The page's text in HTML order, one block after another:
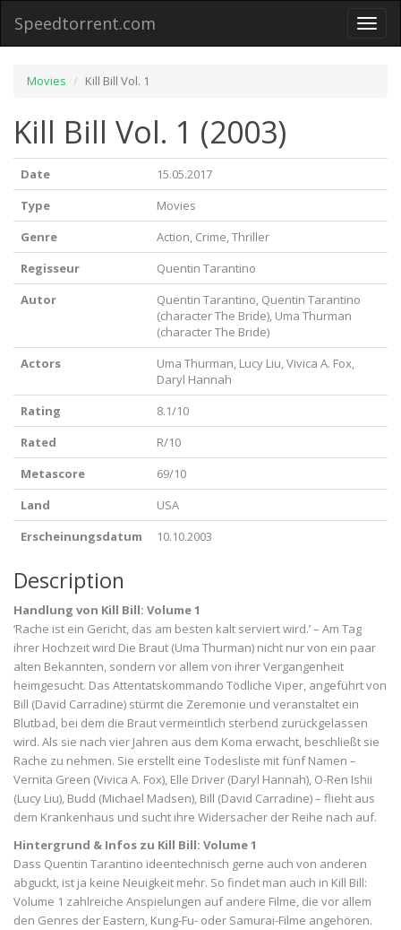
Toggle
Speedtorrent.com
Movies Kill Bill Vol. 1
Kill Bill Vol. 1 (2003)
Date
15.05.2017
Type
Movies
Genre
Action, Crime, Thriller
Regisseur
Quentin Tarantino
Autor
Quentin Tarantino, Quentin Tarantino
(character The Bride), Uma Thurman
(character The Bride)
Actors
Uma Thurman, Lucy Liu, Vivica A. Fox,
Daryl Hannah
Rating
8.1/10
Rated
R/10
Metascore
69/10
Land
USA
Erscheinungsdatum
10.10.2003
Description
Handlung von Kill Bill: Volume 1
‘Rache ist ein Gericht, das am besten kalt serviert wird.’ – Am Tag
ihrer Hochzeit wird Die Braut (Uma Thurman) nicht nur von ein paar
alten Bekannten, sondern vor allem von ihrer Vergangenheit
heimgesucht. Das Attentatskommando Tödliche Viper, angeführt von
Bill (David Carradine) stürmt die Zeremonie und veranstaltet ein
Blutbad, bei dem die Braut vermeintlich sterbend zurückgelassen
wird. Als sie nach vier Jahren aus dem Koma erwacht, beschließt sie
Rache zu nehmen. Sie erstellt eine Todesliste mit fünf Namen –
Vernita Green (Vivica A. Fox), Elle Driver (Daryl Hannah), O-Ren Ishii
(Lucy Liu), Budd (Michael Madsen), Bill (David Carradine) – flieht aus
dem Krankenhaus und sucht ihre Widersacher der Reihe nach auf.
Hintergrund & Infos zu Kill Bill: Volume 1
Dass Quentin Tarantino ideentechnisch gerne auch von anderen
abguckt, ist ja keine Neuigkeit mehr. So findet man auch in Kill Bill:
Volume 1 zahlreiche Anspielungen auf andere Filme, die vor allem
den Genres der Eastern, Kung-Fu- oder Samurai-Filme angehören.